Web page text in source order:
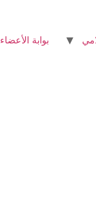
بوابة الأعضاء